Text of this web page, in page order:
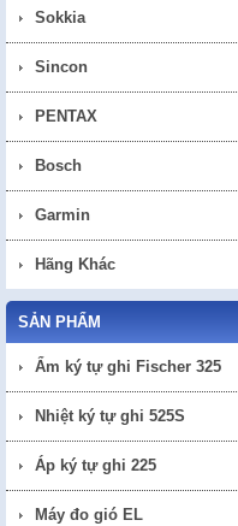
Sokkia
Sincon
PENTAX
Bosch
Garmin
Hãng Khác
SẢN PHẨM
Ẩm ký tự ghi Fischer 325
Nhiệt ký tự ghi 525S
Áp ký tự ghi 225
Máy đo gió EL